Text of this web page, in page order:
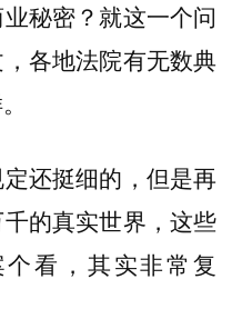
秘密？就这一个问
各地法院有无数典
还挺细的，但是再
的真实世界，这些
看，其实非常复